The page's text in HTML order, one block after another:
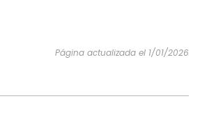
Página actualizada el 1/01/2026